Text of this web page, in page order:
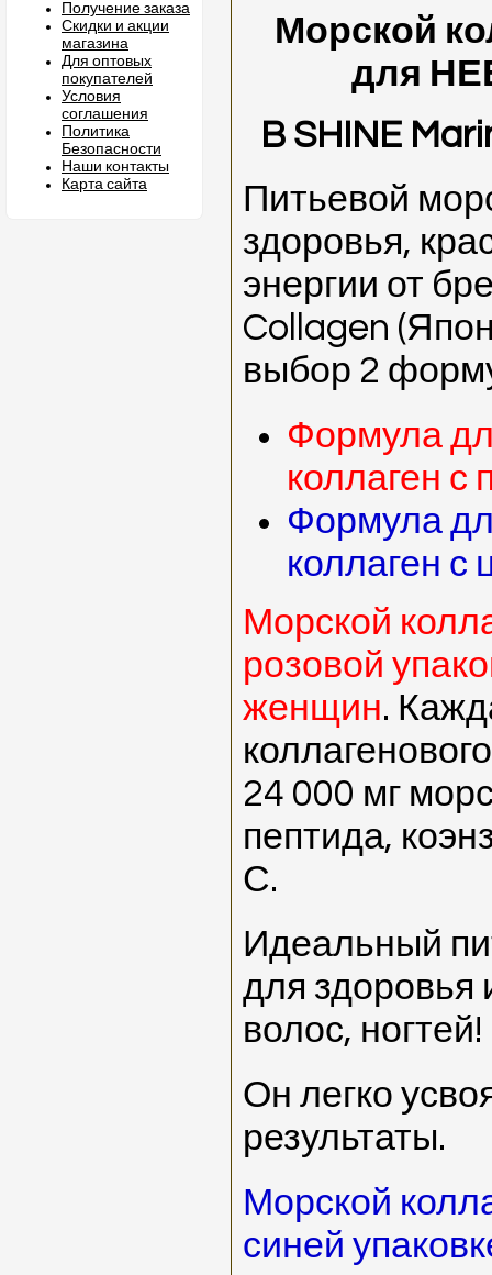
Получение заказа
Скидки и акции
магазина
Для оптовых
покупателей
Условия
соглашения
Политика
Безопасности
Наши контакты
Карта сайта
Морской
для
B SHINE
Питьевой
здоровья,
энергии от
Collagen
выбор 2
Формула
коллаген с
Формула
коллаген с
Морской
розовой
женщин.
24 000 мг
пептида,
С.
Идеальный
для здоровья
волос, ногтей!
Он легко
результаты.
Морской
синей